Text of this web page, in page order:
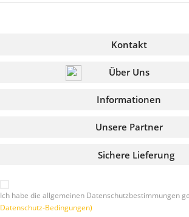
Kontakt
Über Uns
Informationen
Sichere Lieferung
Unsere Partner
Ich habe die allgemeinen Datenschutzbestimmungen
Datenschutz-Bedingungen)